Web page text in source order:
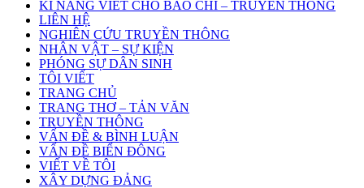
KĨ NĂNG VIẾT CHO BÁO CHÍ – TRUYỀN THÔNG
LIÊN HỆ
NGHIÊN CỨU TRUYỀN THÔNG
NHÂN VẬT – SỰ KIỆN
PHÓNG SỰ DÂN SINH
TÔI VIẾT
TRANG CHỦ
TRANG THƠ – TẢN VĂN
TRUYỀN THÔNG
VẤN ĐỀ & BÌNH LUẬN
VẤN ĐỀ BIỂN ĐÔNG
VIẾT VỀ TÔI
XÂY DỰNG ĐẢNG